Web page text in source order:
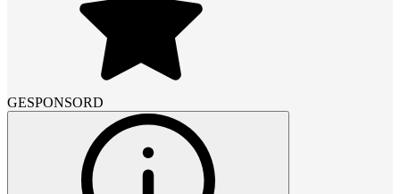
GESPONSORD